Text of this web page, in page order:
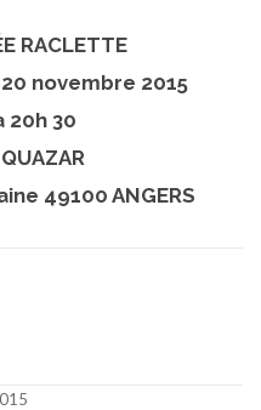
RACLETTE
novembre 2015
20h 30
49100 ANGERS